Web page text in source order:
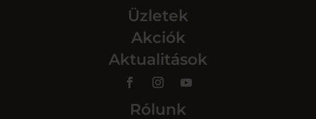
Üzletek
Akciók
Aktualitások
Rólunk